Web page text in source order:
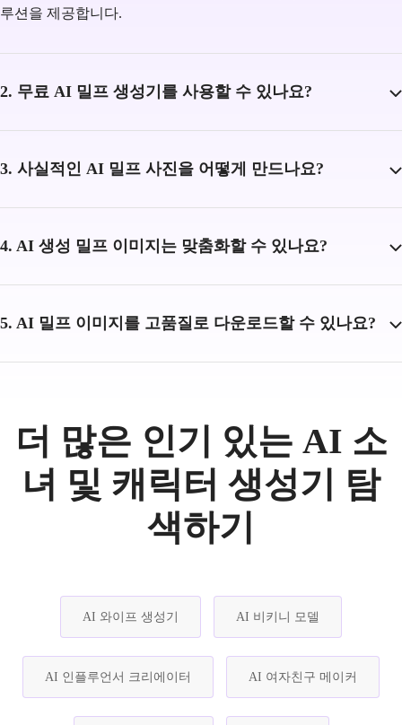
루션을 제공합니다.
2. 무료 AI 밀프 생성기를 사용할 수 있나요?
3. 사실적인 AI 밀프 사진을 어떻게 만드나요?
4. AI 생성 밀프 이미지는 맞춤화할 수 있나요?
5. AI 밀프 이미지를 고품질로 다운로드할 수 있나요?
더 많은 인기 있는 AI 소
녀 및 캐릭터 생성기 탐
색하기
AI 와이프 생성기 AI 비키니 모델
AI 인플루언서 크리에이터 AI 여자친구 메이커